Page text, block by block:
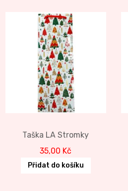
Taška LA Stromky
35,00 Kč
Přidat do košíku